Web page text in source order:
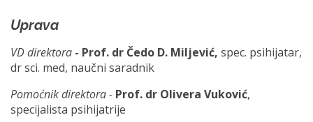
Uprava
VD direktora - Prof. dr Čedo D. Miljević, spec. psihijatar,
dr sci. med, naučni saradnik
Pomoćnik direktora - Prof. dr Olivera Vuković,
specijalista psihijatrije